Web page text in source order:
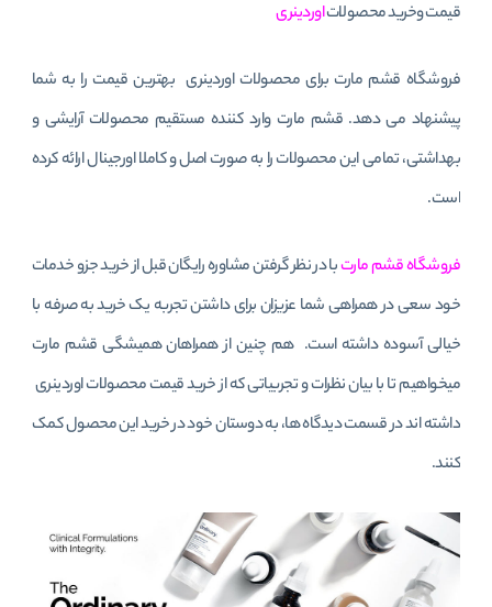
قیمت وخرید محصولاتاوردینری
فروشگاه قشم مارت برای محصولات اوردینری بهترین قیمت را به شما
پیشنهاد می دهد. قشم مارت وارد کننده مستقیم محصولات آرایشی و
بهداشتی، تمامی این محصولات را به صورت اصل و کاملا اورجینال ارائه کرده
است.
فروشگاه قشم مارتبا در نظر گرفتن مشاوره رایگان قبل از خرید جزو خدمات
خود سعی در همراهی شما عزیزان برای داشتن تجربه یک خرید به صرفه با
خیالی آسوده داشته است. هم چنین از همراهان همیشگی قشم مارت
میخواهیم تا با بیان نظرات و تجربیاتی که از خرید قیمت محصولات اوردینری
داشته اند در قسمت دیدگاه ها، به دوستان خود در خرید این محصول کمک
کنند.